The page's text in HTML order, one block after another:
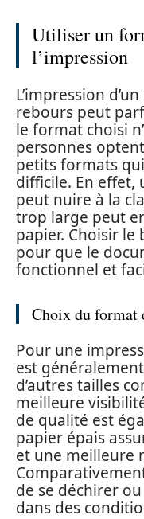
Utiliser un
l’impression
L’impression
rebours peut
le format choisi
personnes
petits formats
difficile. En
peut nuire à la
trop large peut
papier. Choisir
pour que le
fonctionnel et
Choix du format
Pour une
est
d’autres tailles
meilleure
de qualité est
papier épais
et une meilleure
de se déchirer
dans des